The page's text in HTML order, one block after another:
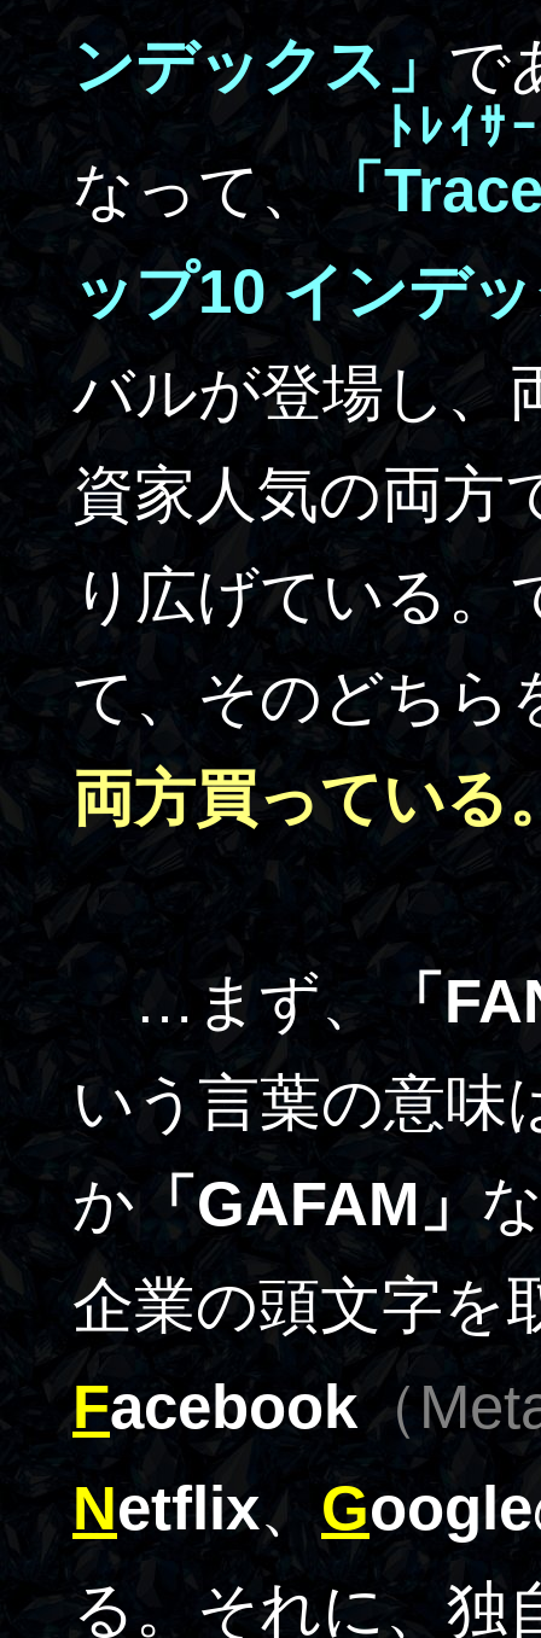
ンデックス」 で
なって、「
ﾄﾚｲｻ
ップ10 イン
バルが登場し、
資家人気の両方
り広げている
て、そのどちら
両方買っている
…まず、
「
いう言葉の意味
か「GAFAM」
企業の頭文字を
Facebook （
Netflix、 Google
る。それに、独